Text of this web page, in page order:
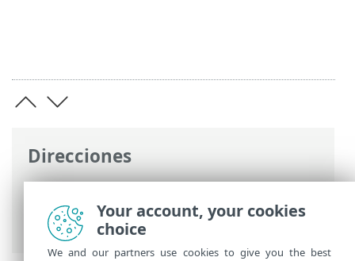
Direcciones
Ayuda en línea de ESET>ESET Endpoint
Security >Configuración avanzada>
Interfaz de usuario
Your account, your cookies
choice
We and our partners use cookies to give you the best